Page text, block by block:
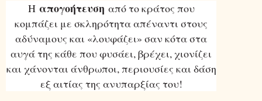
Η απογοήτευση από το κράτος που
κομπάζει με σκληρότητα απέναντι στους
αδύναμους και «λουφάζει» σαν κότα στα
αυγά της κάθε που φυσάει, βρέχει, χιονίζει
και χάνονται άνθρωποι, περιουσίες και δάση
εξ αιτίας της ανυπαρξίας του!